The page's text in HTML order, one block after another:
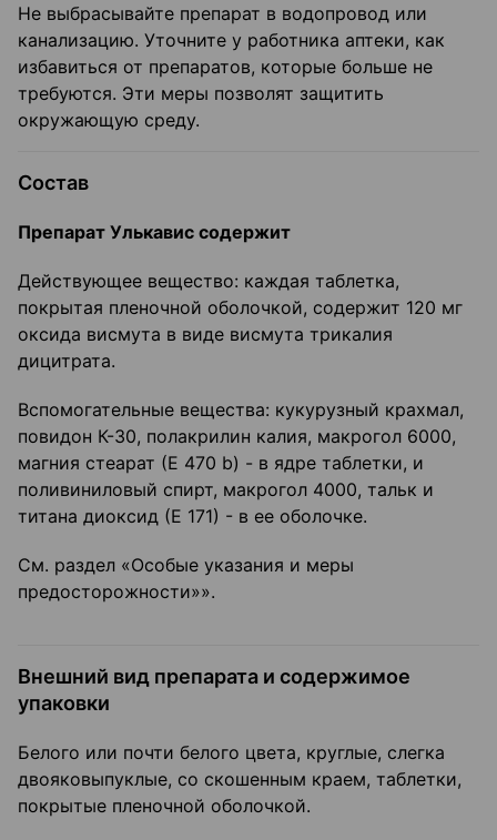
Не выбрасывайте препарат в водопровод или
канализацию. Уточните у работника аптеки, как
избавиться от препаратов, которые больше не
требуются. Эти меры позволят защитить
окружающую среду.
Состав
Препарат Улькавис содержит
Действующее вещество: каждая таблетка,
покрытая пленочной оболочкой, содержит 120 мг
оксида висмута в виде висмута трикалия
дицитрата.
Вспомогательные вещества: кукурузный крахмал,
повидон К-30, полакрилин калия, макрогол 6000,
магния стеарат (Е 470 b) - в ядре таблетки, и
поливиниловый спирт, макрогол 4000, тальк и
титана диоксид (Е 171) - в ее оболочке.
См. раздел «Особые указания и меры
предосторожности»».
Внешний вид препарата и содержимое
упаковки
Белого или почти белого цвета, круглые, слегка
двояковыпуклые, со скошенным краем, таблетки,
покрытые пленочной оболочкой.